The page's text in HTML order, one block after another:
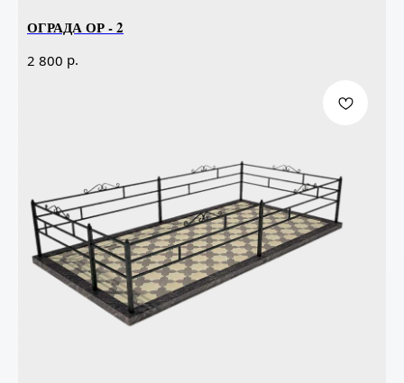
ОГРАДА ОР - 2
2 800 р.